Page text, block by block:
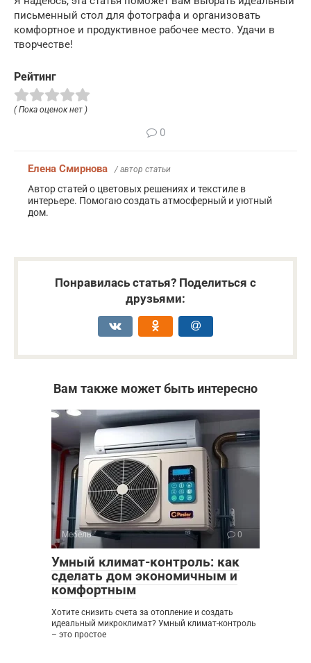
письменный стол для фотографа и организовать
комфортное и продуктивное рабочее место. Удачи в
творчестве!
Рейтинг
( Пока оценок нет )
0
Елена Смирнова / автор статьи
Автор статей о цветовых решениях и текстиле в
интерьере. Помогаю создать атмосферный и уютный
дом.
Понравилась статья? Поделиться с
друзьями:
Вам также может быть интересно
Мебель 0
Умный климат-контроль: как
сделать дом экономичным и
комфортным
Хотите снизить счета за отопление и создать
идеальный микроклимат? Умный климат-контроль
– это простое